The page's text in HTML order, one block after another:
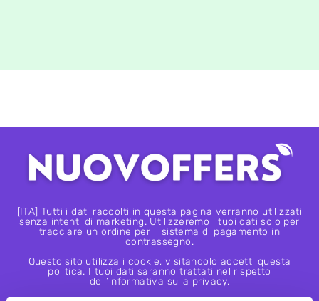
[ITA] Tutti i dati raccolti in questa pagina verranno utilizzati
senza intenti di marketing. Utilizzeremo i tuoi dati solo per
tracciare un ordine per il sistema di pagamento in
contrassegno.
Questo sito utilizza i cookie, visitandolo accetti questa
politica. I tuoi dati saranno trattati nel rispetto
dell’informativa sulla privacy.